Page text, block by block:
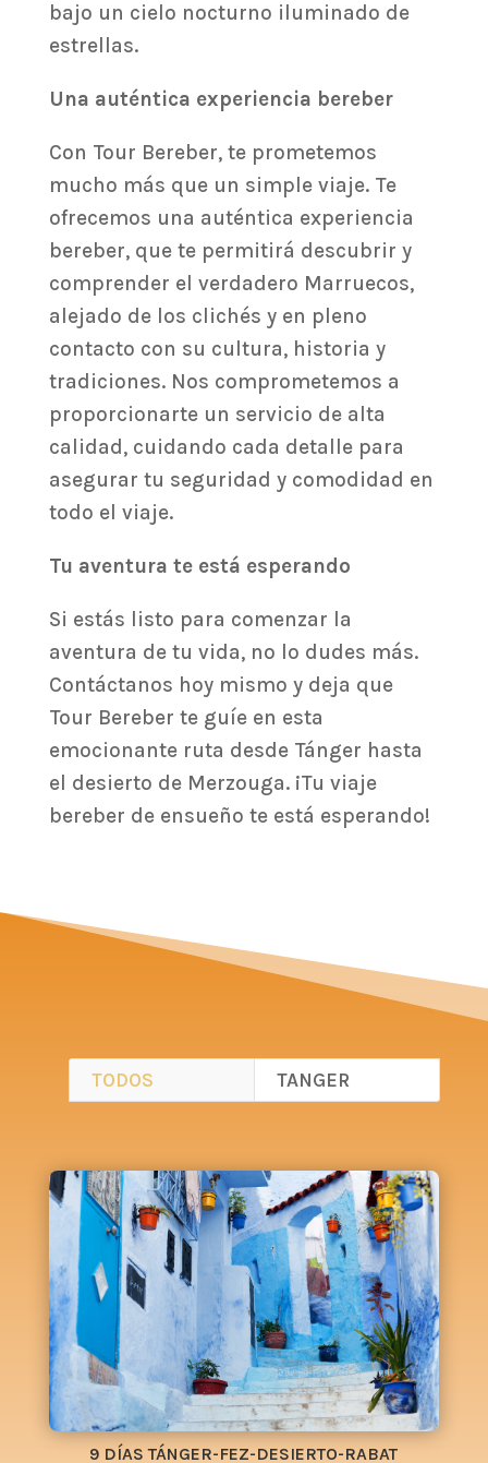
bajo un cielo nocturno iluminado de
estrellas.
Una auténtica experiencia bereber
Con Tour Bereber, te prometemos
mucho más que un simple viaje. Te
ofrecemos una auténtica experiencia
bereber, que te permitirá descubrir y
comprender el verdadero Marruecos,
alejado de los clichés y en pleno
contacto con su cultura, historia y
tradiciones. Nos comprometemos a
proporcionarte un servicio de alta
calidad, cuidando cada detalle para
asegurar tu seguridad y comodidad en
todo el viaje.
Tu aventura te está esperando
Si estás listo para comenzar la
aventura de tu vida, no lo dudes más.
Contáctanos hoy mismo y deja que
Tour Bereber te guíe en esta
emocionante ruta desde Tánger hasta
el desierto de Merzouga. ¡Tu viaje
bereber de ensueño te está esperando!
TODOS TANGER
9 DÍAS TÁNGER-FEZ-DESIERTO-RABAT